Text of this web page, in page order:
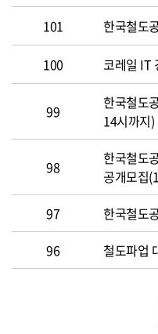
101 한국철도
100 코레일 IT
99
한국철도
14시까지)
98
한국철도
공개모집
97 한국철도
96
철도파업